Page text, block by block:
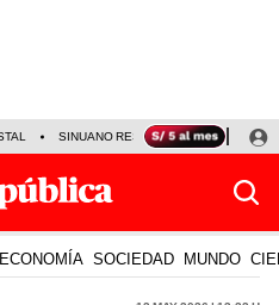
SINUANO RESULTADOS HOY
ECONOMÍA SOCIEDAD MUNDO